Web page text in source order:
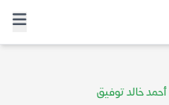
خالد توفيق